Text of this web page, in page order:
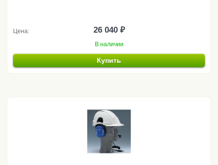
Цена: 26 040 ₽
В наличии
Купить